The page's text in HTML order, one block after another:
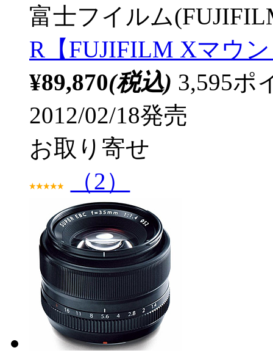
富士フイルム
R【FUJIFILM Xマウ
¥89,870(税込) 3,595ポ
2012/02/18発売
お取り寄せ
（2）